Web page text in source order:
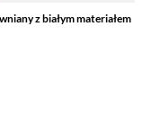
z białym materiałem